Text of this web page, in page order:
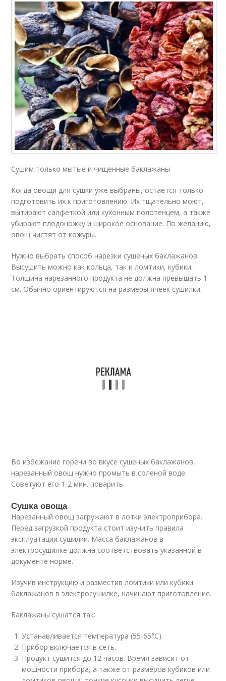
Сушим только мытые и чищенные баклажаны
Когда овощи для сушки уже выбраны, остается только
подготовить их к приготовлению. Их тщательно моют,
вытирают салфеткой или кухонным полотенцем, а также
убирают плодоножку и широкое основание. По желанию,
овощ чистят от кожуры.
Нужно выбрать способ нарезки сушеных баклажанов.
Высушить можно как кольца, так и ломтики, кубики.
Толщина нарезанного продукта не должна превышать 1
см. Обычно ориентируются на размеры ячеек сушилки.
Во избежание горечи во вкусе сушеных баклажанов,
нарезанный овощ нужно промыть в соленой воде.
Советуют его 1-2 мин. поварить.
Сушка овоща
Нарезанный овощ загружают в лотки электроприбора.
Перед загрузкой продукта стоит изучить правила
эксплуатации сушилки. Масса баклажанов в
электросушилке должна соответствовать указанной в
документе норме.
Изучив инструкцию и разместив ломтики или кубики
баклажанов в электросушилке, начинают приготовление.
Баклажаны сушатся так:
Устанавливается температура (55-65°С).
Прибор включается в сеть.
Продукт сушится до 12 часов. Время зависит от
мощности прибора, а также от размеров кубиков или